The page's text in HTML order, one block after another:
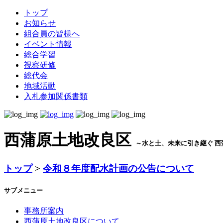
トップ
お知らせ
組合員の皆様へ
イベント情報
総合学習
視察研修
総代会
地域活動
入札参加関係書類
西蒲原土地改良区 ～水と土、未来に引き継ぐ 西
トップ> 令和８年度配水計画の公告について
サブメニュー
事務所案内